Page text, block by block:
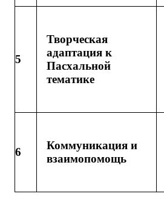
5
Творческая
адаптация к
Пасхальной
тематике
6
Коммуникация и
взаимопомощь